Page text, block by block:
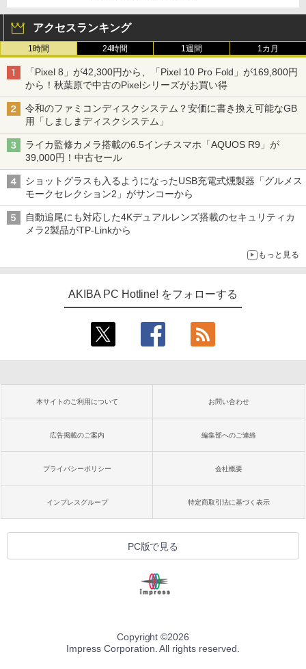
アクセスランキング
1時間 24時間 1週間 1カ月
「Pixel 8」が42,300円から、「Pixel 10 Pro Fold」が169,800円
から！秋葉原で中古のPixelシリーズがお買い得
令和のファミコンディスクシステム？安価に書き換え可能なGB
用「しましまディスクシステム」
ライカ監修カメラ搭載の6.5インチスマホ「AQUOS R9」が
39,000円！中古セール
ショットグラスも入るようになったUSB充電式燻製器「グルメス
モークセレクション2」がサンコーから
自動追尾にも対応した4Kデュアルレンズ搭載のセキュリティカ
メラ2製品がTP-Linkから
もっと見る
AKIBA PC Hotline! をフォローする
本サイトのご利用について お問い合わせ
広告掲載のご案内 編集部へのご連絡
プライバシーポリシー 会社概要
インプレスグループ 特定商取引法に基づく表示
PC版で見る
Copyright ©2026
Impress Corporation. All rights reserved.